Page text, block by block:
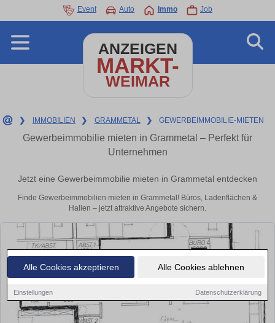
Alle Cookies akzeptieren Alle Cookies ablehnen
Einstellungen Datenschutzerklärung
Event Auto Immo Job
ANZEIGEN
MARKT-
WEIMAR
❯ IMMOBILIEN ❯ GRAMMETAL ❯ GEWERBEIMMOBILIE-MIETEN
Gewerbeimmobilie mieten in Grammetal – Perfekt für
Unternehmen
Jetzt eine Gewerbeimmobilie mieten in Grammetal entdecken
Finde Gewerbeimmobilien mieten in Grammetal! Büros, Ladenflächen &
Hallen – jetzt attraktive Angebote sichern.